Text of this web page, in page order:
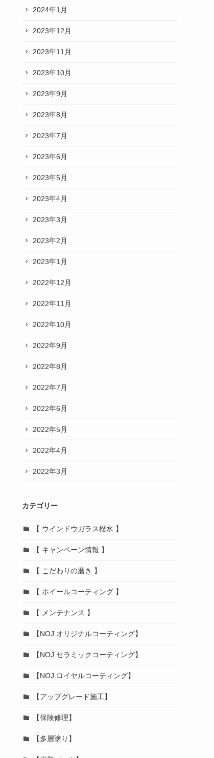
2024年1月
2023年12月
2023年11月
2023年10月
2023年9月
2023年8月
2023年7月
2023年6月
2023年5月
2023年4月
2023年3月
2023年2月
2023年1月
2022年12月
2022年11月
2022年10月
2022年9月
2022年8月
2022年7月
2022年6月
2022年5月
2022年4月
2022年3月
カテゴリー
【 ウインドウガラス撥水 】
【 キャンペーン情報 】
【 こだわりの磨き 】
【 ホイールコーティング 】
【 メンテナンス 】
【NOJ オリジナルコーティング】
【NOJ セラミックコーティング】
【NOJ ロイヤルコーティング】
【アップグレード施工】
【保険修理】
【多層塗り】